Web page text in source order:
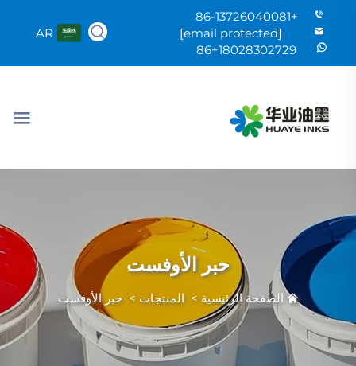
+86-13726040081
[email protected]
86+18028302729
AR
حبر الأوفست
الصفحة الرئيسية >المنتجات >حبر الأوفست